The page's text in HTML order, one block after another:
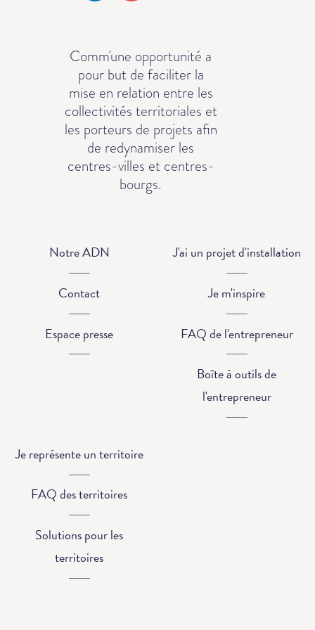
Comm'une opportunité a
pour but de faciliter la
mise en relation entre les
collectivités territoriales et
les porteurs de projets afin
de redynamiser les
centres-villes et centres-
bourgs.
Notre ADN
Contact
Espace presse
J'ai un projet d'installation
Je m'inspire
FAQ de l'entrepreneur
Boîte à outils de
l'entrepreneur
Je représente un territoire
FAQ des territoires
Solutions pour les
territoires